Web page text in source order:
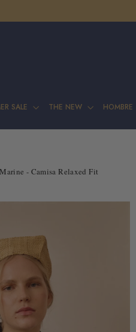
SALE THE NEW HOMBRE
- Camisa Relaxed Fit